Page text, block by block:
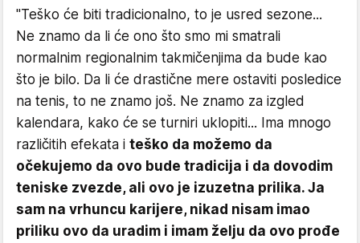
"Teško će biti tradicionalno, to je usred sezone...
Ne znamo da li će ono što smo mi smatrali
normalnim regionalnim takmičenjima da bude kao
što je bilo. Da li će drastične mere ostaviti posledice
na tenis, to ne znamo još. Ne znamo za izgled
kalendara, kako će se turniri uklopiti... Ima mnogo
različitih efekata i teško da možemo da
očekujemo da ovo bude tradicija i da dovodim
teniske zvezde, ali ovo je izuzetna prilika. Ja
sam na vrhuncu karijere, nikad nisam imao
priliku ovo da uradim i imam želju da ovo prođe